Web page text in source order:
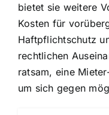
bietet sie weitere
Kosten für
Haftpflichtschutz
rechtlichen
ratsam, eine
um sich gegen